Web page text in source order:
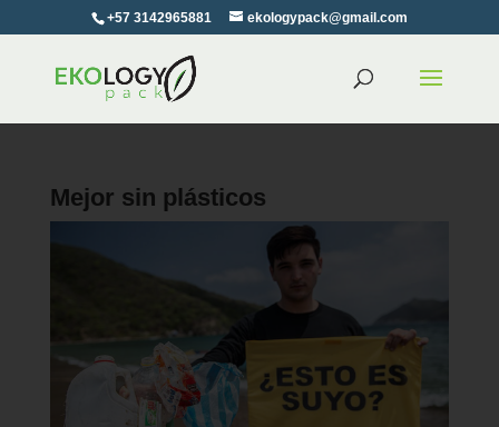
+57 3142965881 ekologypack@gmail.com
Mejor sin plásticos